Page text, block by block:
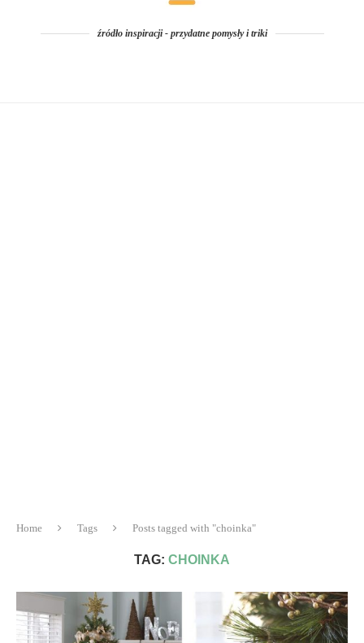
źródło inspiracji - przydatne pomysły i triki
Home Tags Posts tagged with "choinka"
TAG: CHOINKA